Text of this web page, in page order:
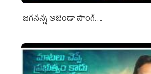
జగనన్న అజెండా సాంగ్….